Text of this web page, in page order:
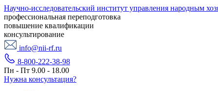
Научно-исследовательский институт управления народным
профессиональная переподготовка
повышение квалификации
консультирование
info@nii-rf.ru
8-800-222-38-98
Пн - Пт 9.00 - 18.00
Нужна консультация?